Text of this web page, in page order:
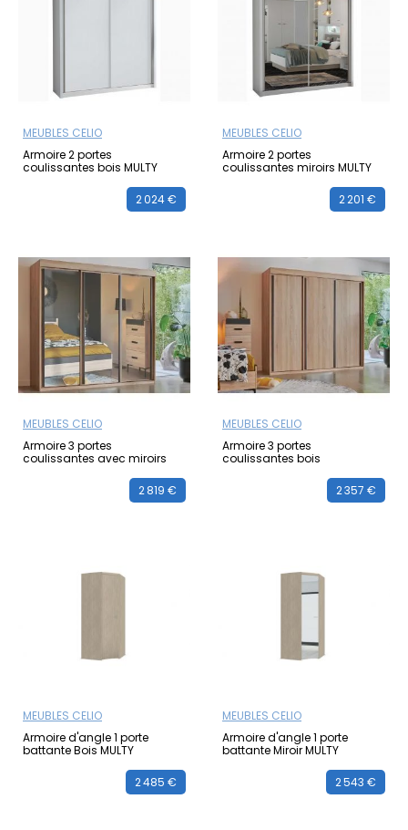
MEUBLES CELIO
Armoire 2 portes
coulissantes bois MULTY
2 024 €
MEUBLES CELIO
Armoire 2 portes
coulissantes miroirs MULTY
2 201 €
MEUBLES CELIO
Armoire 3 portes
coulissantes avec miroirs
2 819 €
MEUBLES CELIO
Armoire 3 portes
coulissantes bois
2 357 €
MEUBLES CELIO
Armoire d'angle 1 porte
battante Bois MULTY
2 485 €
MEUBLES CELIO
Armoire d'angle 1 porte
battante Miroir MULTY
2 543 €